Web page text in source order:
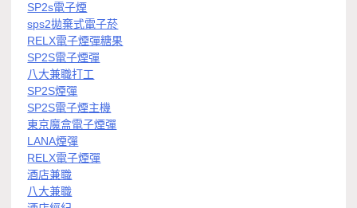
SP2s電子煙
sps2拋棄式電子菸
RELX電子煙彈糖果
SP2S電子煙彈
八大兼職打工
SP2S煙彈
SP2S電子煙主機
東京魔盒電子煙彈
LANA煙彈
RELX電子煙彈
酒店兼職
八大兼職